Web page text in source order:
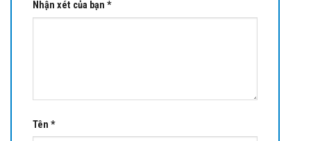
Nhận xét của bạn *
Tên *